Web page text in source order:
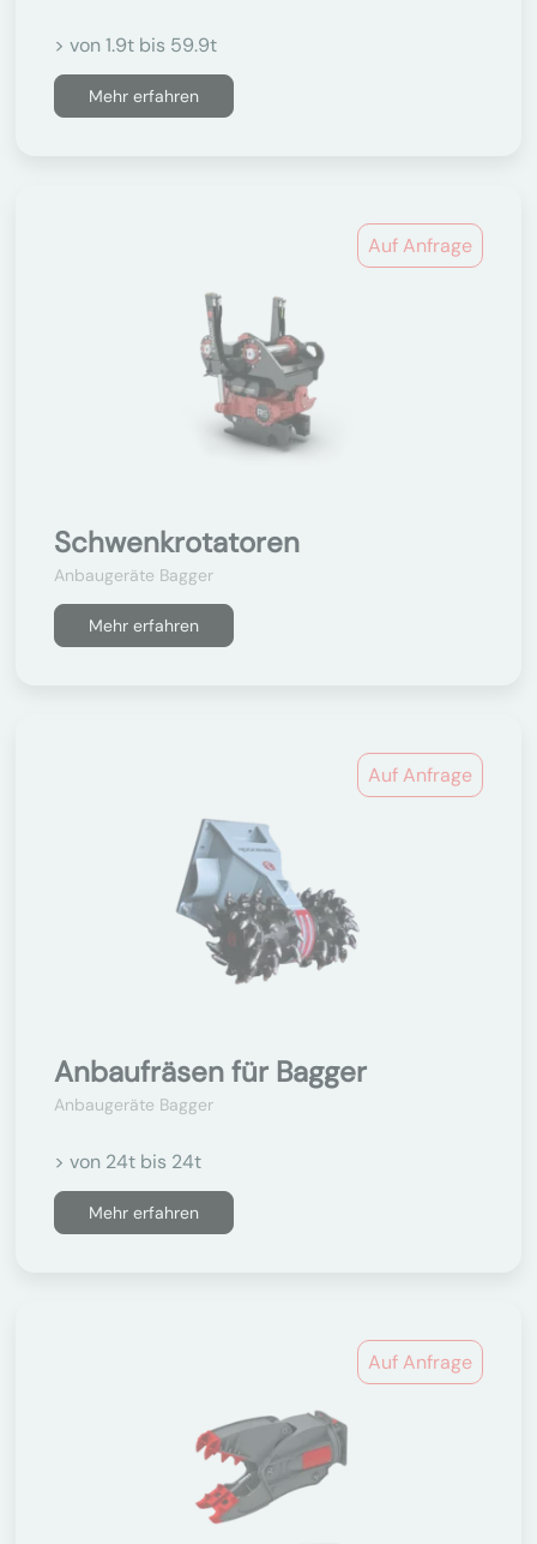
> von 1.9t bis 59.9t
Mehr erfahren
Auf Anfrage
Schwenkrotatoren
Anbaugeräte Bagger
Mehr erfahren
Auf Anfrage
Anbaufräsen für Bagger
Anbaugeräte Bagger
> von 24t bis 24t
Mehr erfahren
Auf Anfrage